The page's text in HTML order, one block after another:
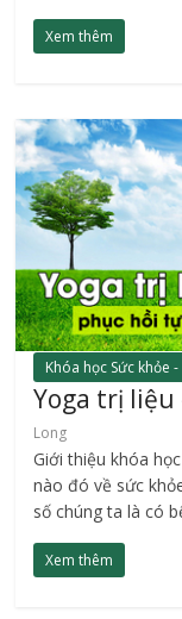
Xem thêm
Khóa học Sức khỏe
Yoga trị
Long
Giới thiệu khóa
nào đó về sức
số chúng ta là có
Xem thêm